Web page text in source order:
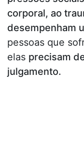
corporal, ao
desempenham
pessoas que
elas precisam
julgamento.